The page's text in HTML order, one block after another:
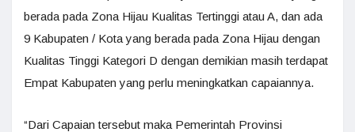
berada pada Zona Hijau Kualitas Tertinggi atau A, dan ada
9 Kabupaten / Kota yang berada pada Zona Hijau dengan
Kualitas Tinggi Kategori D dengan demikian masih terdapat
Empat Kabupaten yang perlu meningkatkan capaiannya.
“Dari Capaian tersebut maka Pemerintah Provinsi